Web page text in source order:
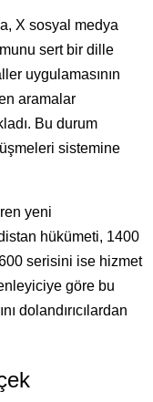
X sosyal medya
sert bir dille
uygulamasının
aramalar
Bu durum
sistemine
yeni
hükümeti, 1400
serisini ise hizmet
göre bu
dolandırıcılardan